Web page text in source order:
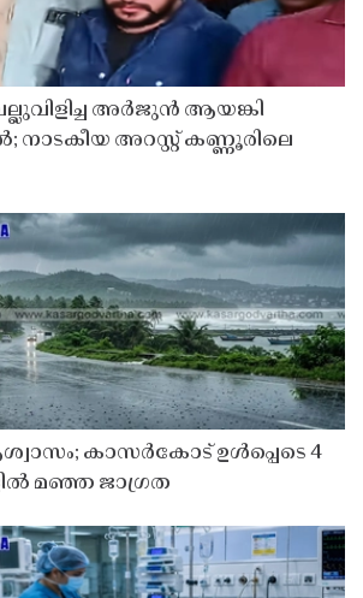
അർജുൻ ആയങ്കി
നാടകീയ അറസ്റ്റ് കണ്ണൂരിലെ
കാസർകോട് ഉൾപ്പെടെ 4
മഞ്ഞ ജാഗ്രത